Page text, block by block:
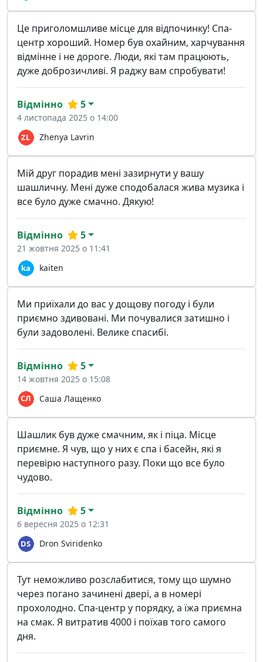
Це приголомшливе місце для відпочинку! Спа-
центр хороший. Номер був охайним, харчування
відмінне і не дороге. Люди, які там працюють,
дуже доброзичливі. Я раджу вам спробувати!
Zhenya Lavrin
Відмінно 5
4 листопада 2025 о 14:00
Мій друг порадив мені зазирнути у вашу
шашличну. Мені дуже сподобалася жива музика і
все було дуже смачно. Дякую!
kaiten
Відмінно 5
21 жовтня 2025 о 11:41
Ми приїхали до вас у дощову погоду і були
приємно здивовані. Ми почувалися затишно і
були задоволені. Велике спасибі.
Саша Лащенко
Відмінно 5
14 жовтня 2025 о 15:08
Шашлик був дуже смачним, як і піца. Місце
приємне. Я чув, що у них є спа і басейн, які я
перевірю наступного разу. Поки що все було
чудово.
Dron Sviridenko
Відмінно 5
6 вересня 2025 о 12:31
Тут неможливо розслабитися, тому що шумно
через погано зачинені двері, а в номері
прохолодно. Спа-центр у порядку, а їжа приємна
на смак. Я витратив 4000 і поїхав того самого
дня.